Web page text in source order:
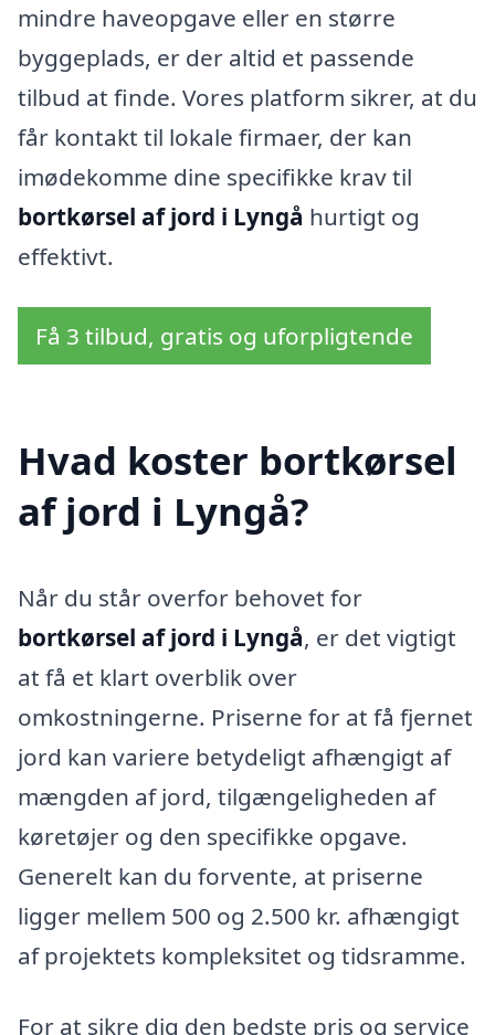
mindre haveopgave eller en større
byggeplads, er der altid et passende
tilbud at finde. Vores platform sikrer, at du
får kontakt til lokale firmaer, der kan
imødekomme dine specifikke krav til
bortkørsel af jord i Lyngå hurtigt og
effektivt.
Få 3 tilbud, gratis og uforpligtende
Hvad koster bortkørsel
af jord i Lyngå?
Når du står overfor behovet for
bortkørsel af jord i Lyngå, er det vigtigt
at få et klart overblik over
omkostningerne. Priserne for at få fjernet
jord kan variere betydeligt afhængigt af
mængden af jord, tilgængeligheden af
køretøjer og den specifikke opgave.
Generelt kan du forvente, at priserne
ligger mellem 500 og 2.500 kr. afhængigt
af projektets kompleksitet og tidsramme.
For at sikre dig den bedste pris og service